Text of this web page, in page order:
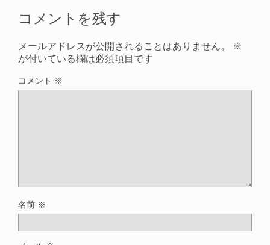
コメントを残す
メールアドレスが公開されることはありません。
※
が付いている欄は必須項目です
コメント ※
名前 ※